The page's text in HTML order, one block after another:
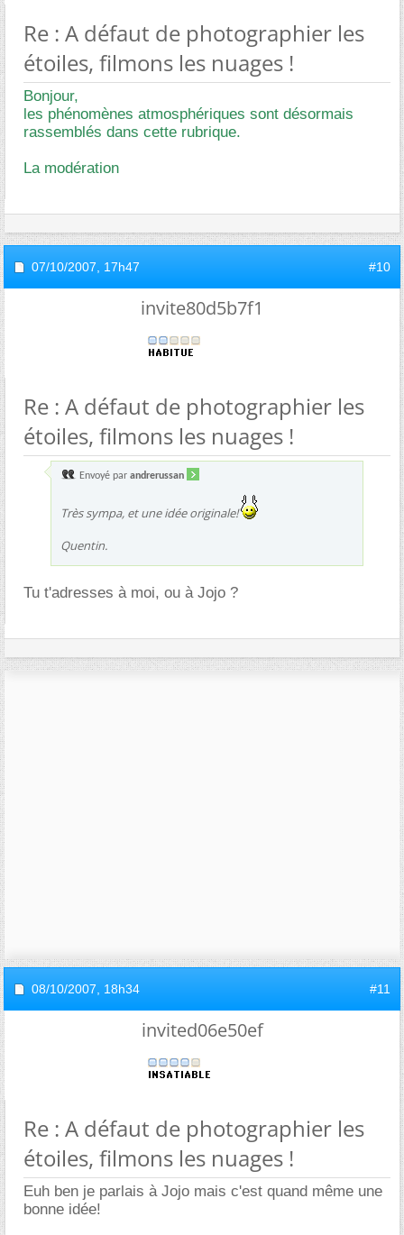
Re : A défaut de photographier les
étoiles, filmons les nuages !
Bonjour,
les phénomènes atmosphériques sont désormais
rassemblés dans cette rubrique.
La modération
07/10/2007, 17h47 #10
invite80d5b7f1
Re : A défaut de photographier les
étoiles, filmons les nuages !
Envoyé par andrerussan
Très sympa, et une idée originale!
Quentin.
Tu t'adresses à moi, ou à Jojo ?
08/10/2007, 18h34 #11
invited06e50ef
Re : A défaut de photographier les
étoiles, filmons les nuages !
Euh ben je parlais à Jojo mais c'est quand même une
bonne idée!